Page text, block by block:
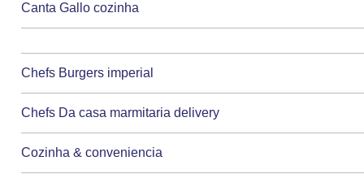
Canta Gallo cozinha
Chefs Burgers imperial
Chefs Da casa marmitaria delivery
Cozinha & conveniencia